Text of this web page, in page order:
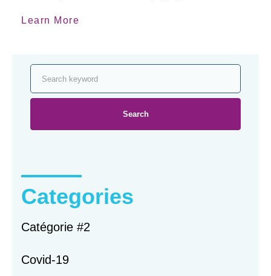
Learn More
Search
Categories
Catégorie #2
Covid-19